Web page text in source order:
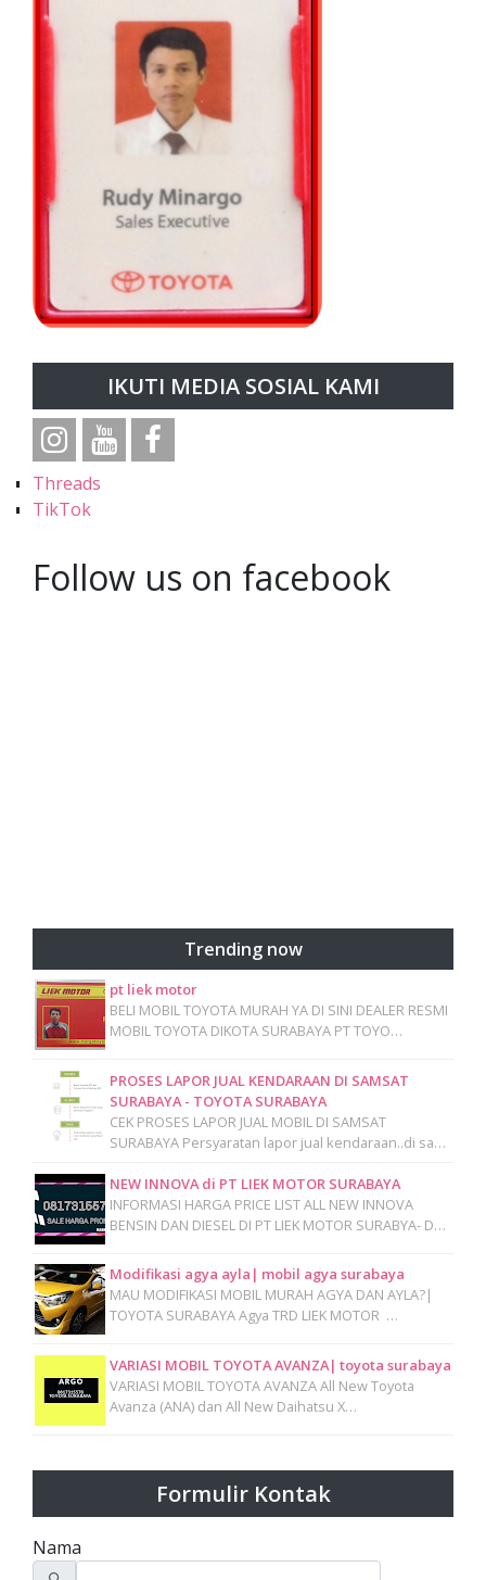
IKUTI MEDIA SOSIAL KAMI
Threads
TikTok
Follow us on facebook
Trending now
pt liek motor
BELI MOBIL TOYOTA MURAH YA DI SINI DEALER RESMI
MOBIL TOYOTA DIKOTA SURABAYA PT TOYO…
PROSES LAPOR JUAL KENDARAAN DI SAMSAT
SURABAYA - TOYOTA SURABAYA
CEK PROSES LAPOR JUAL MOBIL DI SAMSAT
SURABAYA Persyaratan lapor jual kendaraan..di sa…
NEW INNOVA di PT LIEK MOTOR SURABAYA
INFORMASI HARGA PRICE LIST ALL NEW INNOVA
BENSIN DAN DIESEL DI PT LIEK MOTOR SURABYA- D…
Modifikasi agya ayla| mobil agya surabaya
MAU MODIFIKASI MOBIL MURAH AGYA DAN AYLA?|
TOYOTA SURABAYA Agya TRD LIEK MOTOR …
VARIASI MOBIL TOYOTA AVANZA| toyota surabaya
VARIASI MOBIL TOYOTA AVANZA All New Toyota
Avanza (ANA) dan All New Daihatsu X…
Formulir Kontak
Nama